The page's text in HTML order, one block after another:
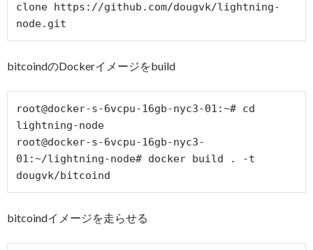
clone https://github.com/dougvk/lightning-
bitcoindのDockerイメージをbuild
root@docker-s-6vcpu-16gb-nyc3-01:~# cd
lightning-node
root@docker-s-6vcpu-16gb-nyc3-
01:~/lightning-node# docker build . -t
bitcoindイメージを走らせる